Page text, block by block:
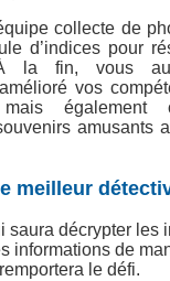
collecte de
d’indices pour
la fin, vous
vos
mais également
amusants
meilleur
saura décrypter les
informations de
le défi.